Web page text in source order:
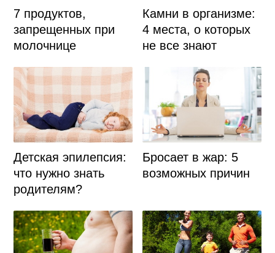
7 продуктов,
запрещенных при
молочнице
Камни в организме:
4 места, о которых
не все знают
Детская эпилепсия:
что нужно знать
родителям?
Бросает в жар: 5
возможных причин